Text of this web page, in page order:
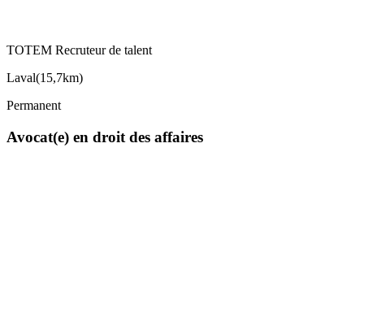
TOTEM Recruteur de talent
Laval(15,7km)
Permanent
Avocat(e) en droit des affaires